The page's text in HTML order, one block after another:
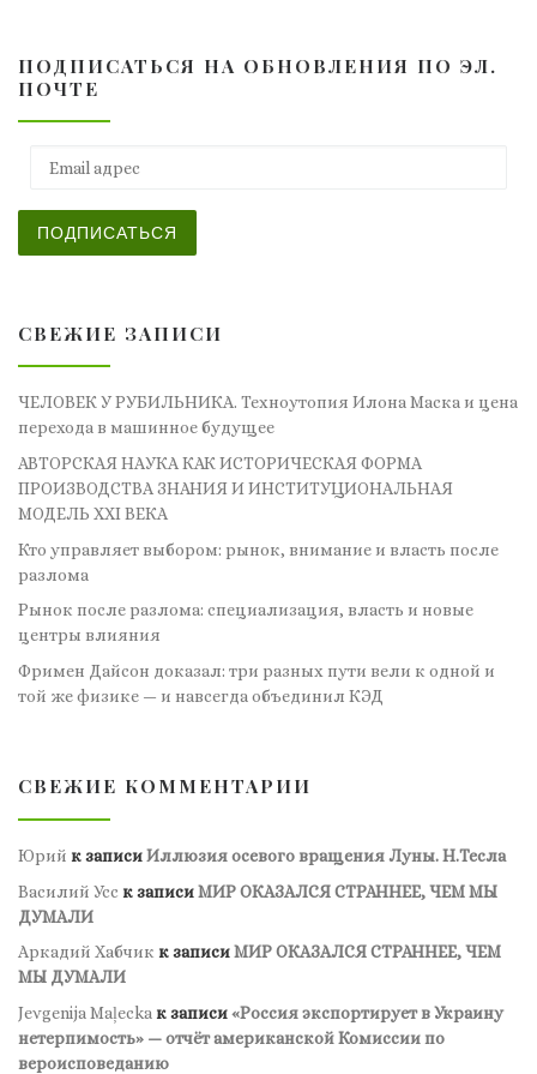
ПОДПИСАТЬСЯ НА ОБНОВЛЕНИЯ ПО ЭЛ.
ПОЧТЕ
ПОДПИСАТЬСЯ
СВЕЖИЕ ЗАПИСИ
ЧЕЛОВЕК У РУБИЛЬНИКА. Техноутопия Илона Маска и цена
перехода в машинное будущее
АВТОРСКАЯ НАУКА КАК ИСТОРИЧЕСКАЯ ФОРМА
ПРОИЗВОДСТВА ЗНАНИЯ И ИНСТИТУЦИОНАЛЬНАЯ
МОДЕЛЬ XXI ВЕКА
Кто управляет выбором: рынок, внимание и власть после
разлома
Рынок после разлома: специализация, власть и новые
центры влияния
Фримен Дайсон доказал: три разных пути вели к одной и
той же физике — и навсегда объединил КЭД
СВЕЖИЕ КОММЕНТАРИИ
Юрий к записиИллюзия осевого вращения Луны. Н.Тесла
Василий Усс к записиМИР ОКАЗАЛСЯ СТРАННЕЕ, ЧЕМ МЫ
ДУМАЛИ
Аркадий Хабчик к записиМИР ОКАЗАЛСЯ СТРАННЕЕ, ЧЕМ
МЫ ДУМАЛИ
Jevgenija Maļecka к записи«Россия экспортирует в Украину
нетерпимость» — отчёт американской Комиссии по
вероисповеданию